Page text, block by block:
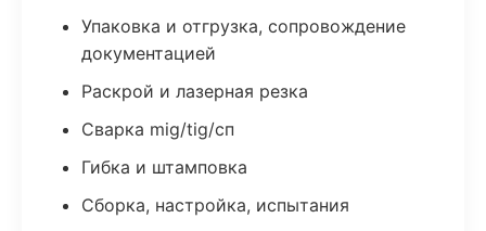
Упаковка и отгрузка, сопровождение
документацией
Раскрой и лазерная резка
Сварка mig/tig/сп
Гибка и штамповка
Сборка, настройка, испытания